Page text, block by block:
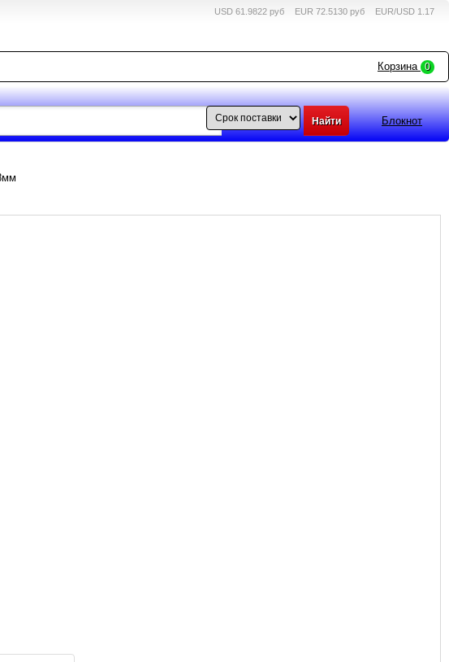
USD 61.9822 руб EUR 72.5130 руб EUR/USD 1.17
Корзина 0
Блокнот